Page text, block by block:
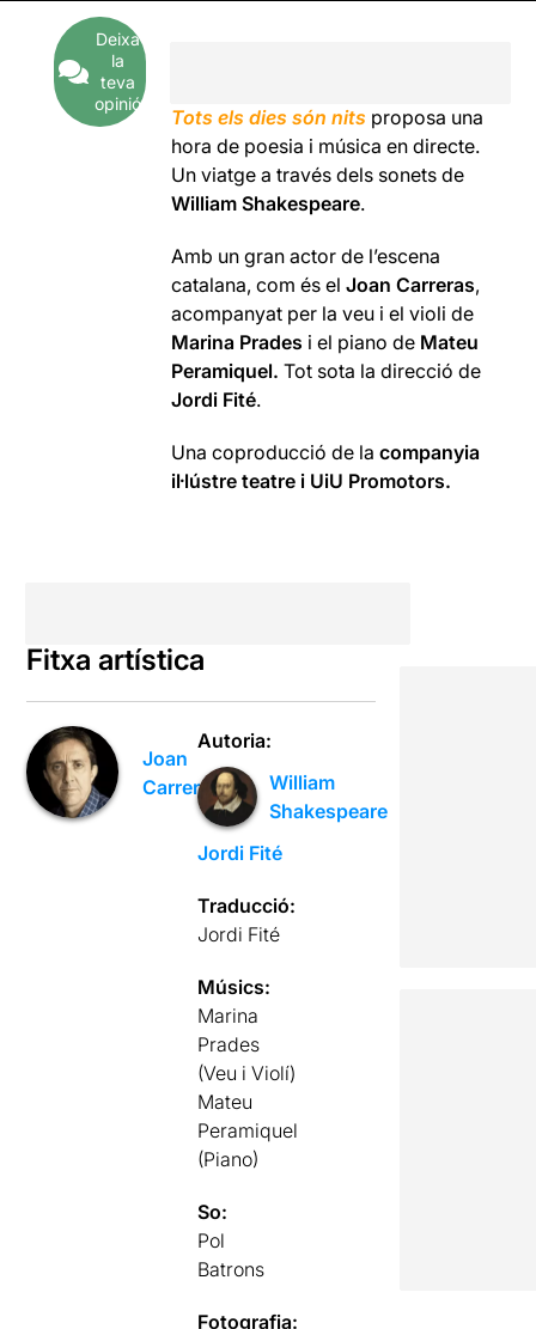
Deixa
la
teva
opinió
Tots els dies són nits proposa una
hora de poesia i música en directe.
Un viatge a través dels sonets de
William Shakespeare.
Amb un gran actor de l’escena
catalana, com és elJoan Carreras,
acompanyat per la veu i el violi de
Marina Prades i el piano de Mateu
Peramiquel.Tot sota la direcció de
Jordi Fité.
Una coproducció de lacompanyia
il·lústre teatre i UiU Promotors.
Fitxa artística
Joan
Carreras
Autoria:
William
Shakespeare
Jordi Fité
Traducció:
Jordi Fité
Músics:
Marina
Prades
(Veu i Violí)
Mateu
Peramiquel
(Piano)
So:
Pol
Batrons
Fotografia: